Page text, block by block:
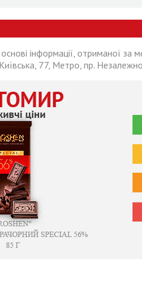
інформації, отриманої
77, Метро, пр.